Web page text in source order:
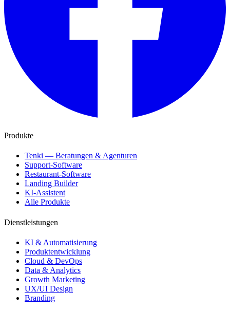
Produkte
Tenki — Beratungen & Agenturen
Support-Software
Restaurant-Software
Landing Builder
KI-Assistent
Alle Produkte
Dienstleistungen
KI & Automatisierung
Produktentwicklung
Cloud & DevOps
Data & Analytics
Growth Marketing
UX/UI Design
Branding